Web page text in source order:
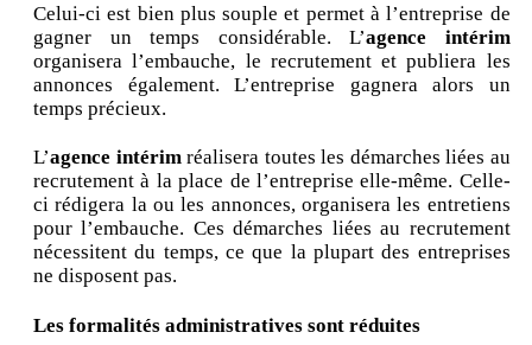
Celui-ci est bien plus souple et permet à l’entreprise de
gagner un temps considérable. L’agence intérim
organisera l’embauche, le recrutement et publiera les
annonces également. L’entreprise gagnera alors un
temps précieux.
L’agence intérimréalisera toutes les démarches liées au
recrutement à la place de l’entreprise elle-même. Celle-
ci rédigera la ou les annonces, organisera les entretiens
pour l’embauche. Ces démarches liées au recrutement
nécessitent du temps, ce que la plupart des entreprises
ne disposent pas.
Les formalités administratives sont réduites